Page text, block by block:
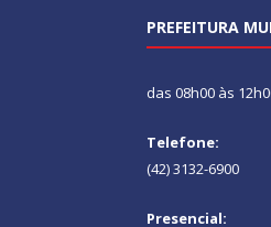
PREFEITURA
das 08h00 às
Telefone:
(42) 3132-6900
Presencial: